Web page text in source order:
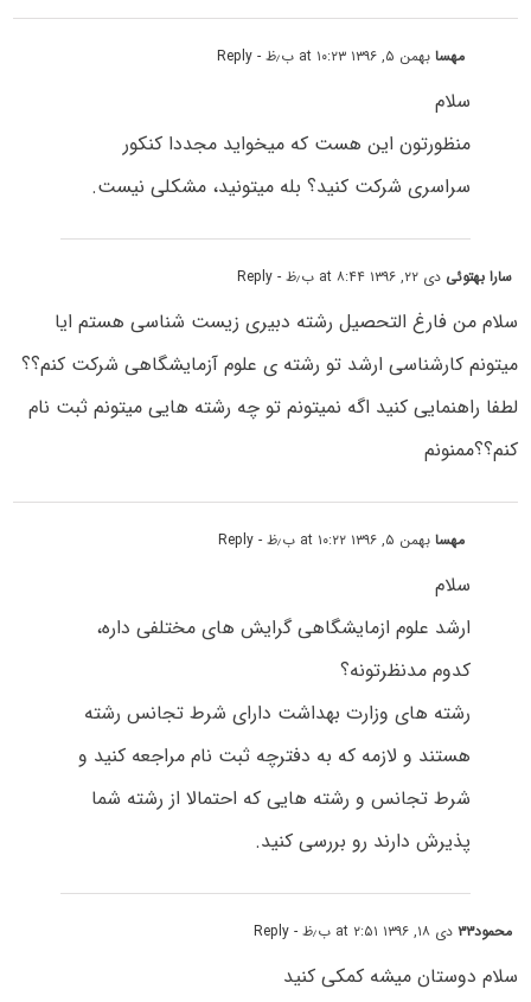
مهسابهمن ۵, ۱۳۹۶ at ۱۰:۲۳ ب٫ظ - Reply
سلام
منظورتون این هست که میخواید مجددا کنکور
سراسری شرکت کنید؟ بله میتونید، مشکلی نیست.
سارا بهتوئی دی ۲۲, ۱۳۹۶ at ۸:۴۴ ب٫ظ - Reply
سلام من فارغ التحصیل رشته دبیری زیست شناسی هستم ایا
میتونم کارشناسی ارشد تو رشته ی علوم آزمایشگاهی شرکت کنم؟؟
لطفا راهنمایی کنید اگه نمیتونم تو چه رشته هایی میتونم ثبت نام
کنم؟؟ممنونم
مهسابهمن ۵, ۱۳۹۶ at ۱۰:۲۲ ب٫ظ - Reply
سلام
ارشد علوم ازمایشگاهی گرایش های مختلفی داره،
کدوم مدنظرتونه؟
رشته های وزارت بهداشت دارای شرط تجانس رشته
هستند و لازمه که به دفترچه ثبت نام مراجعه کنید و
شرط تجانس و رشته هایی که احتمالا از رشته شما
پذیرش دارند رو بررسی کنید.
محمود۳۳ دی ۱۸, ۱۳۹۶ at ۲:۵۱ ب٫ظ - Reply
سلام دوستان میشه کمکی کنید